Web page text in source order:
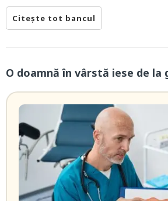
Citește tot bancul
O doamnă în vârstă iese de la